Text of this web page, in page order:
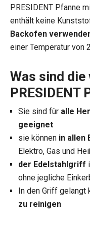
PRESIDENT Pfanne
enthält keine
Backofen
einer Temperatur von
Was sind
PRESIDENT
Sie sind für alle
geeignet
sie können in allen
Elektro, Gas und
der Edelstahlgriff
ohne jegliche
In den Griff gelangt
zu reinigen